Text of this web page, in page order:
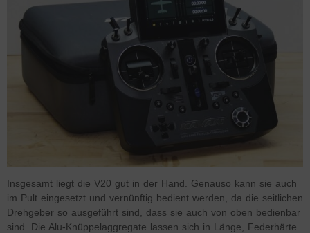
Insgesamt liegt die V20 gut in der Hand. Genauso kann sie auch
im Pult eingesetzt und vernünftig bedient werden, da die seitlichen
Drehgeber so ausgeführt sind, dass sie auch von oben bedienbar
sind. Die Alu-Knüppelaggregate lassen sich in Länge, Federhärte